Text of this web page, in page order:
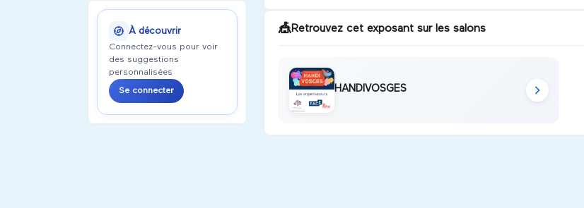
À découvrir
Connectez-vous pour voir
des suggestions
personnalisées
Se connecter
🎪Retrouvez cet exposant sur les salons
HANDIVOSGES